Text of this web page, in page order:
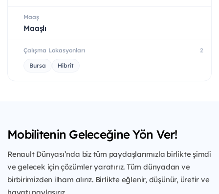
Maaş
Maaşlı
Çalışma Lokasyonları 2
Bursa Hibrit
Mobilitenin Geleceğine Yön Ver!
Renault Dünyası’nda biz tüm paydaşlarımızla birlikte şimdi
ve gelecek için çözümler yaratırız. Tüm dünyadan ve
birbirimizden ilham alırız. Birlikte eğlenir, düşünür, üretir ve